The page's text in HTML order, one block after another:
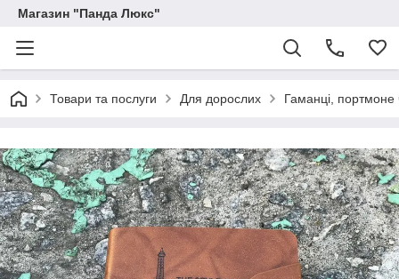
Магазин "Панда Люкс"
Товари та послуги Для дорослих Гаманці, портмоне